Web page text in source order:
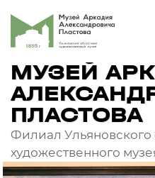
МУЗЕЙ
ПЛАСТОВА
Филиал Ульяновского
художественного